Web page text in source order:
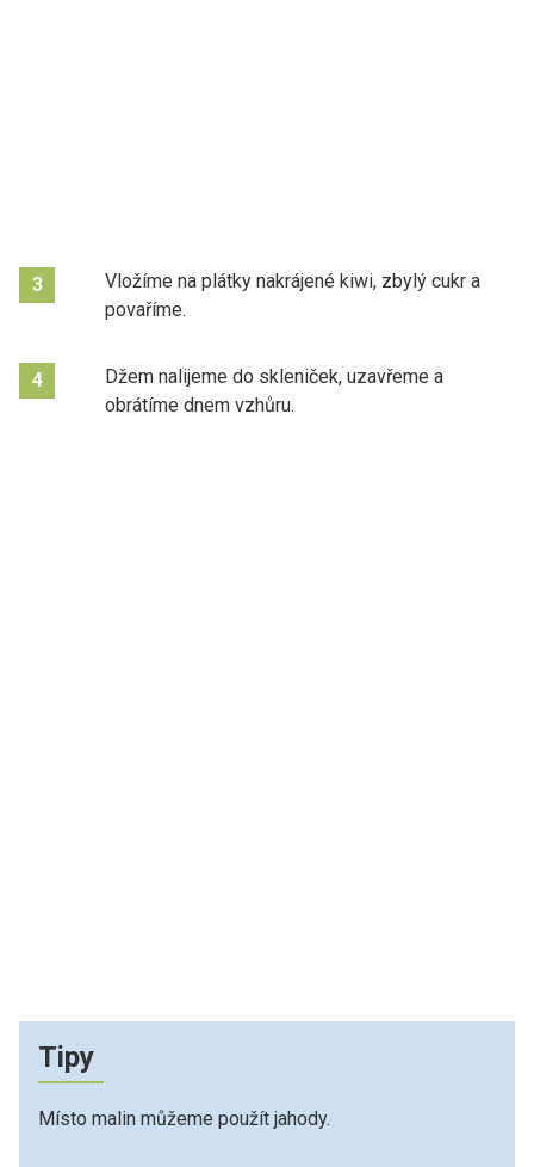
3
Vložíme na plátky nakrájené kiwi, zbylý cukr a
povaříme.
4
Džem nalijeme do skleniček, uzavřeme a
obrátíme dnem vzhůru.
Tipy
Místo malin můžeme použít jahody.